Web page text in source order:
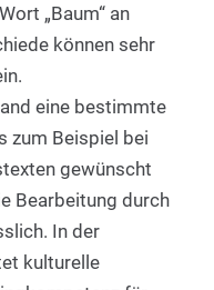
„Baum“ an
können sehr
eine bestimmte
zum Beispiel bei
gewünscht
Bearbeitung durch
In der
kulturelle